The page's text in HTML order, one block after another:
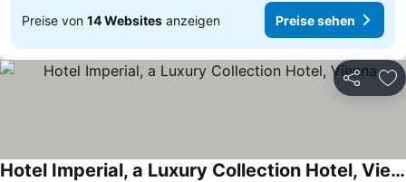
Preise von 14 Websites anzeigen Preise sehen
Teilen
Hotel Imperial, a Luxury Collection Hotel, Vienna